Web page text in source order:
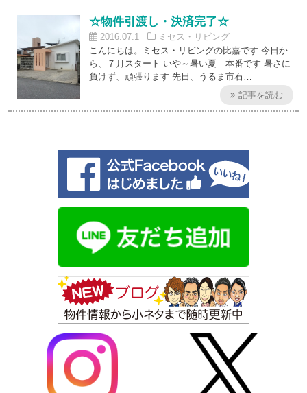
☆物件引渡し・決済完了☆
2016.07.1
ミセス・リビング
こんにちは。ミセス・リビングの比嘉です 今日か
ら、７月スタート いや～暑い夏 本番です 暑さに
負けず、頑張ります 先日、うるま市石…
記事を読む